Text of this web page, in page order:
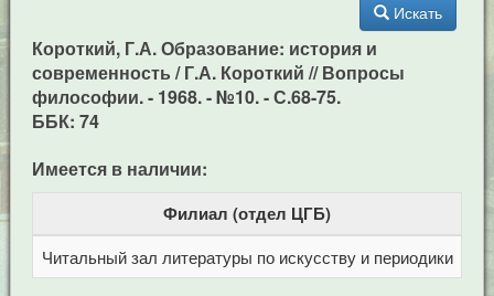
Искать
Короткий, Г.А. Образование: история и
современность / Г.А. Короткий // Вопросы
философии. - 1968. - №10. - С.68-75.
ББК: 74
Имеется в наличии:
Филиал (отдел ЦГБ)
Читальный зал литературы по искусству и периодики